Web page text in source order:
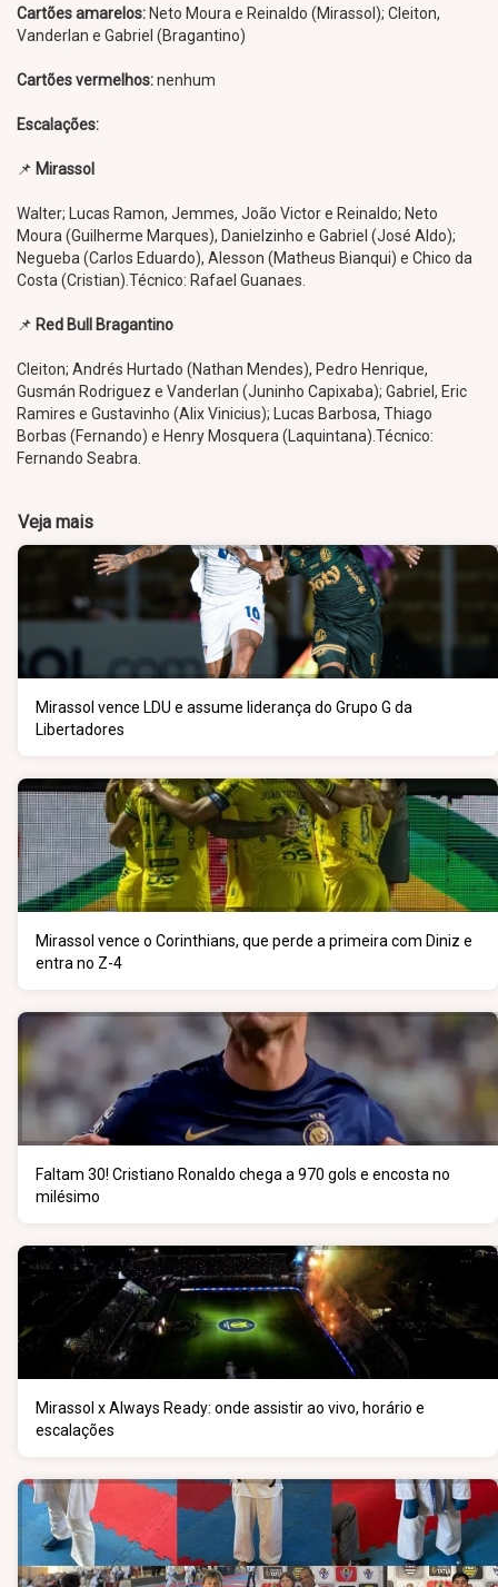
Cartões amarelos: Neto Moura e Reinaldo (Mirassol); Cleiton,
Vanderlan e Gabriel (Bragantino)
Cartões vermelhos:nenhum
Escalações:
📌 Mirassol
Walter; Lucas Ramon, Jemmes, João Victor e Reinaldo; Neto
Moura (Guilherme Marques), Danielzinho e Gabriel (José Aldo);
Negueba (Carlos Eduardo), Alesson (Matheus Bianqui) e Chico da
Costa (Cristian).Técnico: Rafael Guanaes.
📌 Red Bull Bragantino
Cleiton; Andrés Hurtado (Nathan Mendes), Pedro Henrique,
Gusmán Rodriguez e Vanderlan (Juninho Capixaba); Gabriel, Eric
Ramires e Gustavinho (Alix Vinicius); Lucas Barbosa, Thiago
Borbas (Fernando) e Henry Mosquera (Laquintana).Técnico:
Fernando Seabra.
Veja mais
Mirassol vence LDU e assume liderança do Grupo G da
Libertadores
Mirassol vence o Corinthians, que perde a primeira com Diniz e
entra no Z-4
Faltam 30! Cristiano Ronaldo chega a 970 gols e encosta no
milésimo
Mirassol x Always Ready: onde assistir ao vivo, horário e
escalações